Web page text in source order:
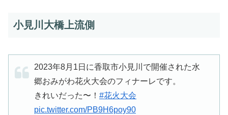
小見川大橋上流側
2023年8月1日に香取市小見川で開催された水
郷おみがわ花火大会のフィナーレです。
きれいだった〜！ #花火大会
pic.twitter.com/PB9H6poy90